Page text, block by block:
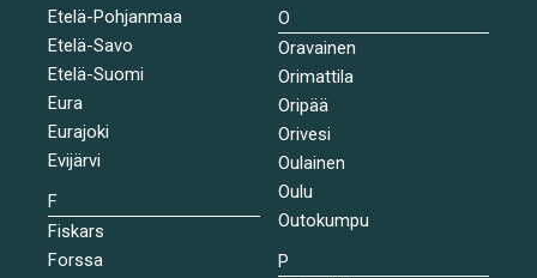
Etelä-Pohjanmaa
Etelä-Savo
Etelä-Suomi
Eura
Eurajoki
Evijärvi
F
Fiskars
Forssa
O
Oravainen
Orimattila
Oripää
Orivesi
Oulainen
Oulu
Outokumpu
P